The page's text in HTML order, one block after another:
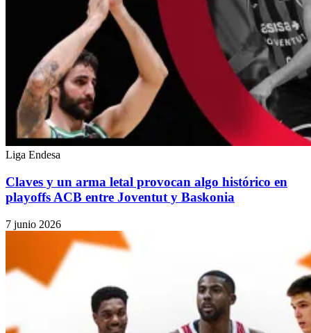
Liga Endesa
Claves y un arma letal provocan algo histórico en
playoffs ACB entre Joventut y Baskonia
7 junio 2026